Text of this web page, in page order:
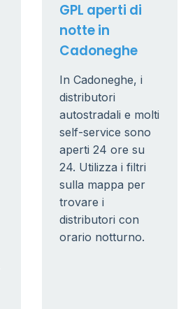
GPL aperti di
notte in
Cadoneghe
In Cadoneghe, i
distributori
autostradali e molti
self-service sono
aperti 24 ore su
24. Utilizza i filtri
sulla mappa per
trovare i
distributori con
orario notturno.